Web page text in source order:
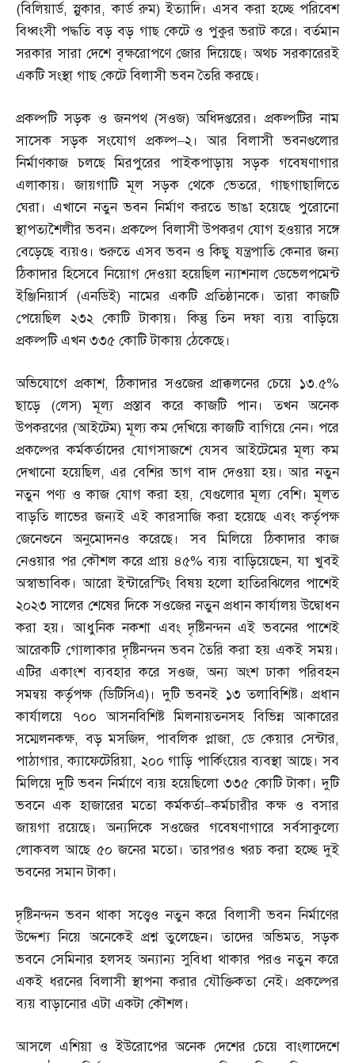
(বিলিয়ার্ড,স্নুকার,কার্ড রুম)ইত্যাদি। এসব করা হচ্ছে পরিবেশ
বিধ্বংসী পদ্ধতি বড় বড় গাছ কেটে ও পুকুর ভরাট করে। বর্তমান
সরকার সারা দেশে বৃক্ষরোপণে জোর দিয়েছে। অথচ সরকারেরই
একটি সংস্থা গাছ কেটে বিলাসী ভবন তৈরি করছে।
প্রকল্পটি সড়ক ও জনপথ (সওজ)অধিদপ্তরের। প্রকল্পটির নাম
সাসেক সড়ক সংযোগ প্রকল্প–২। আর বিলাসী ভবনগুলোর
নির্মাণকাজ চলছে মিরপুরের পাইকপাড়ায় সড়ক গবেষণাগার
এলাকায়। জায়গাটি মূল সড়ক থেকে ভেতরে, গাছগাছালিতে
ঘেরা। এখানে নতুন ভবন নির্মাণ করতে ভাঙা হয়েছে পুরোনো
স্থাপত্যশৈলীর ভবন। প্রকল্পে বিলাসী উপকরণ যোগ হওয়ার সঙ্গে
বেড়েছে ব্যয়ও। শুরুতে এসব ভবন ও কিছু যন্ত্রপাতি কেনার জন্য
ঠিকাদার হিসেবে নিয়োগ দেওয়া হয়েছিল ন্যাশনাল ডেভেলপমেন্ট
ইঞ্জিনিয়ার্স (এনডিই)নামের একটি প্রতিষ্ঠানকে। তারা কাজটি
পেয়েছিল ২৩২ কোটি টাকায়। কিন্তু তিন দফা ব্যয় বাড়িয়ে
প্রকল্পটি এখন ৩৩৫ কোটি টাকায় ঠেকেছে।
অভিযোগে প্রকাশ,ঠিকাদার সওজের প্রাক্কলনের চেয়ে ১৩.৫%
ছাড়ে (লেস)মূল্য প্রস্তাব করে কাজটি পান। তখন অনেক
উপকরণের (আইটেম)মূল্য কম দেখিয়ে কাজটি বাগিয়ে নেন। পরে
প্রকল্পের কর্মকর্তাদের যোগসাজশে যেসব আইটেমের মূল্য কম
দেখানো হয়েছিল,এর বেশির ভাগ বাদ দেওয়া হয়। আর নতুন
নতুন পণ্য ও কাজ যোগ করা হয়, যেগুলোর মূল্য বেশি। মূলত
বাড়তি লাভের জন্যই এই কারসাজি করা হয়েছে এবং কর্তৃপক্ষ
জেনেশুনে অনুমোদনও করেছে। সব মিলিয়ে ঠিকাদার কাজ
নেওয়ার পর কৌশল করে প্রায় ৪৫%ব্যয় বাড়িয়েছেন,যা খুবই
অস্বাভাবিক। আরো ইন্টারেস্টিং বিষয় হলো হাতিরঝিলের পাশেই
২০২৩ সালের শেষের দিকে সওজের নতুন প্রধান কার্যালয় উদ্বোধন
করা হয়। আধুনিক নকশা এবং দৃষ্টিনন্দন এই ভবনের পাশেই
আরেকটি গোলাকার দৃষ্টিনন্দন ভবন তৈরি করা হয় একই সময়।
এটির একাংশ ব্যবহার করে সওজ,অন্য অংশ ঢাকা পরিবহন
সমন্বয় কর্তৃপক্ষ (ডিটিসিএ)। দুটি ভবনই ১৩ তলাবিশিষ্ট। প্রধান
কার্যালয়ে ৭০০ আসনবিশিষ্ট মিলনায়তনসহ বিভিন্ন আকারের
সম্মেলনকক্ষ,বড় মসজিদ, পাবলিক প্লাজা, ডে কেয়ার সেন্টার,
পাঠাগার,ক্যাফেটেরিয়া, ২০০ গাড়ি পার্কিংয়ের ব্যবস্থা আছে। সব
মিলিয়ে দুটি ভবন নির্মাণে ব্যয় হয়েছিলো ৩৩৫ কোটি টাকা। দুটি
ভবনে এক হাজারের মতো কর্মকর্তা–কর্মচারীর কক্ষ ও বসার
জায়গা রয়েছে। অন্যদিকে সওজের গবেষণাগারে সর্বসাকুল্যে
লোকবল আছে ৫০ জনের মতো। তারপরও খরচ করা হচ্ছে দুই
ভবনের সমান টাকা।
দৃষ্টিনন্দন ভবন থাকা সত্ত্বেও নতুন করে বিলাসী ভবন নির্মাণের
উদ্দেশ্য নিয়ে অনেকেই প্রশ্ন তুলেছেন। তাদের অভিমত,সড়ক
ভবনে সেমিনার হলসহ অন্যান্য সুবিধা থাকার পরও নতুন করে
একই ধরনের বিলাসী স্থাপনা করার যৌক্তিকতা নেই। প্রকল্পের
ব্যয় বাড়ানোর এটা একটা কৌশল।
আসলে এশিয়া ও ইউরোপের অনেক দেশের চেয়ে বাংলাদেশে